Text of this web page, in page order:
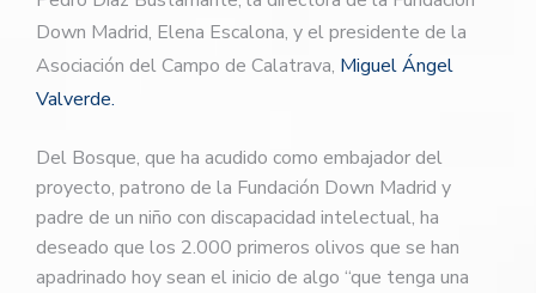
Down Madrid, Elena Escalona, y el presidente de la
Asociación del Campo de Calatrava, Miguel Ángel
Valverde.
Del Bosque, que ha acudido como embajador del
proyecto, patrono de la Fundación Down Madrid y
padre de un niño con discapacidad intelectual, ha
deseado que los 2.000 primeros olivos que se han
apadrinado hoy sean el inicio de algo “que tenga una